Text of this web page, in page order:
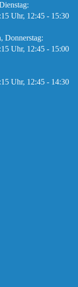
Uhr, 12:45 - 15:30
Donnerstag:
Uhr, 12:45 - 15:00
Uhr, 12:45 - 14:30